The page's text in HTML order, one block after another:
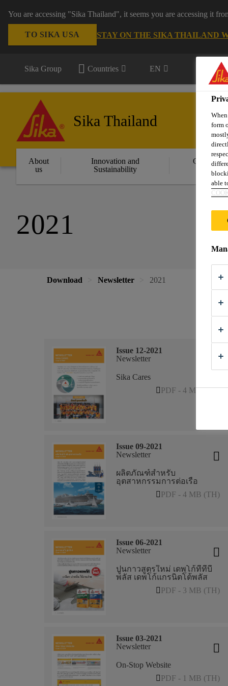
You are accessing "Sika Thailand", it seems you are accessing it
TO SIKA USA STAY ON THE SIKA THAILAND
Sika Group Countries EN
Sika Thailand
About
us
Innovation and
Sustainability
Solutions
2021
Download Newsletter 2021
Issue 12-2021
Newsletter
Sika Cares
PDF - 4 MB (TH)
Issue 09-2021
Newsletter
ผลิตภัณฑ์สำหรับ
อุตสาหกรรมการต่อเรือ
PDF - 4 MB (TH)
Issue 06-2021
Newsletter
ปูนกาวสูตรใหม่ เดพโก้ทีทีบี
พลัส เดพโก้แกรนิตโต้พลัส
PDF - 3 MB (TH)
Issue 03-2021
Newsletter
On-Stop Website
PDF - 1 MB (TH)
form
able